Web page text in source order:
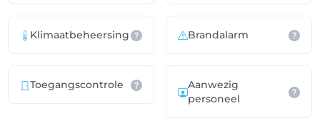
Klimaatbeheersing Brandalarm
Toegangscontrole
Aanwezig
personeel